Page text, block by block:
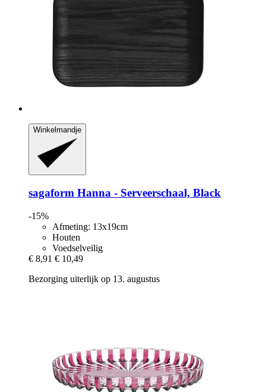
Winkelmandje
sagaform Hanna -​ Serveerschaal, Black
-15%
Afmeting: 13x19cm
Houten
Voedselveilig
€ 8,91 € 10,49
Bezorging uiterlijk op 13. augustus